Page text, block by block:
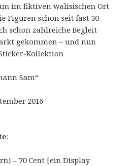
im fiktiven walisischen Ort
Figuren schon seit fast 30
schon zahlreiche Begleit-
gekommen – und nun
Kollektion
Sam“
2016
:
– 70 Cent [ein Display